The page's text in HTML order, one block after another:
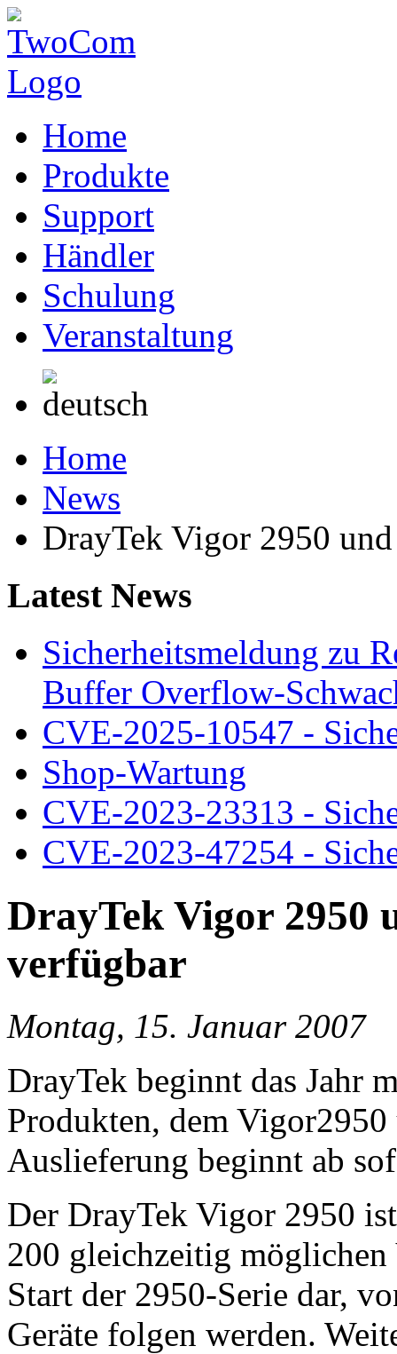
Home
Produkte
Support
Händler
Schulung
Veranstaltung
Home
News
DrayTek Vigor 2950
Latest News
Sicherheitsmeldung zu
Buffer Overflow-
CVE-2025-10547 -
Shop-Wartung
CVE-2023-23313 -
CVE-2023-47254 -
DrayTek Vigor 2950
verfügbar
Montag, 15. Januar 2007
DrayTek beginnt das Jahr
Produkten, dem
Auslieferung beginnt ab
Der DrayTek Vigor 2950
200 gleichzeitig
Start der 2950-Serie dar,
Geräte folgen werden.